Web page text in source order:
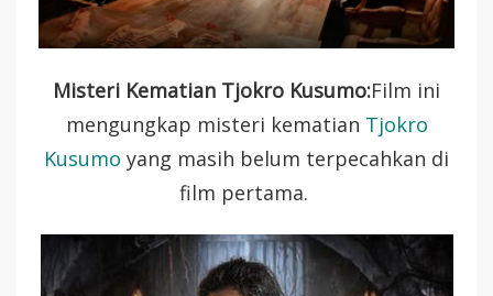
Misteri Kematian Tjokro Kusumo:Film ini
mengungkap misteri kematian Tjokro
Kusumo yang masih belum terpecahkan di
film pertama.